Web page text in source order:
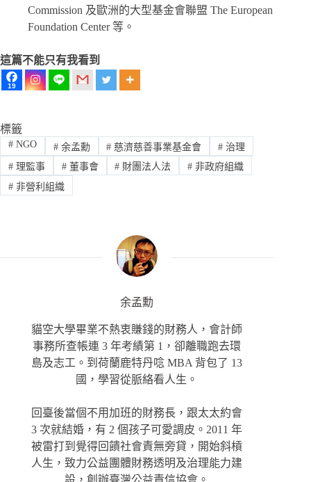
Commission 及歐洲的大型基金會聯盟 The European
Foundation Center 等。
這篇不能只有我看到
19
標籤
#NGO #余孟勳 # 慈濟慈善事業基金會 # 治理
#理監事 #董事會 # 財團法人法 # 非政府組織
#非營利組織
余孟勳
貓空大學畢業不熱衷賺錢的財務人，會計師
事務所查帳連 3 年考績第 1，卻離職跑去環
島及志工。到荷蘭鹿特丹唸 MBA 背包了 13
國，學習從脈絡看人生。
回臺後當個不用加班的財務長，跟太太約會
3 次就結婚，有 2 個孩子可愛調皮。2011 年
被雷打到覺得回饋社會責無旁貸，開始斜槓
人生，致力公益團體財務透明及治理能力建
設，創辦臺灣公益責信協會。